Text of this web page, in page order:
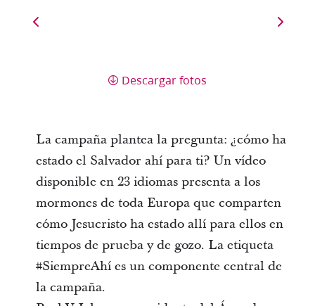
Descargar fotos
La campaña plantea la pregunta: ¿cómo ha
estado el Salvador ahí para ti? Un vídeo
disponible en 23 idiomas presenta a los
mormones de toda Europa que comparten
cómo Jesucristo ha estado allí para ellos en
tiempos de prueba y de gozo. La etiqueta
#SiempreAhí es un componente central de
la campaña.